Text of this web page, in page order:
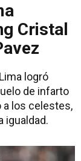
Cristal
logró
de infarto
a los celestes,
igualdad.